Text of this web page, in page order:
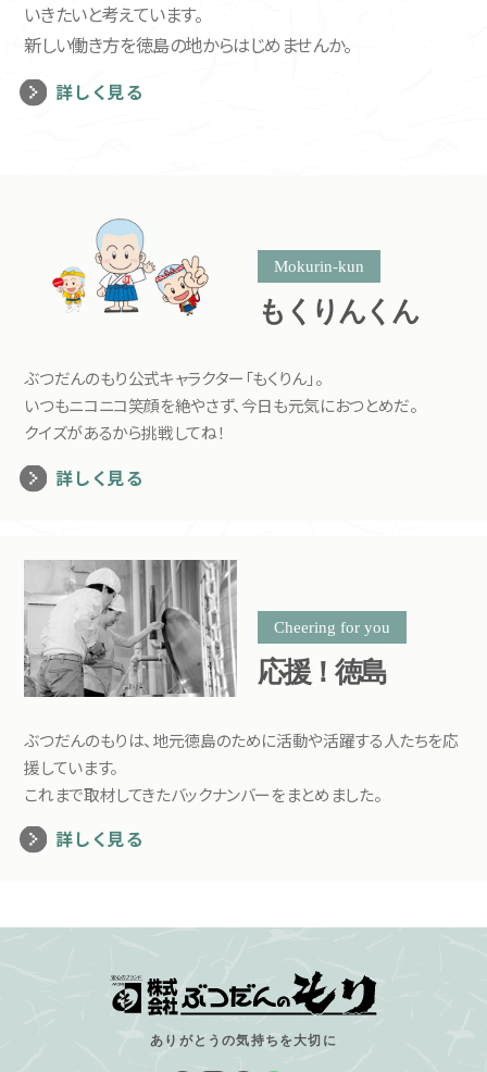
いきたいと考えています。
新しい働き方を徳島の地からはじめませんか。
詳しく見る
Mokurin-kun
もくりんくん
ぶつだんのもり公式キャラクター「もくりん」。
いつもニコニコ笑顔を絶やさず、今日も元気におつとめだ。
クイズがあるから挑戦してね！
詳しく見る
Cheering for you
応援！徳島
ぶつだんのもりは、地元徳島のために活動や活躍する人たちを応
援しています。
これまで取材してきたバックナンバーをまとめました。
詳しく見る
ありがとうの気持ちを大切に